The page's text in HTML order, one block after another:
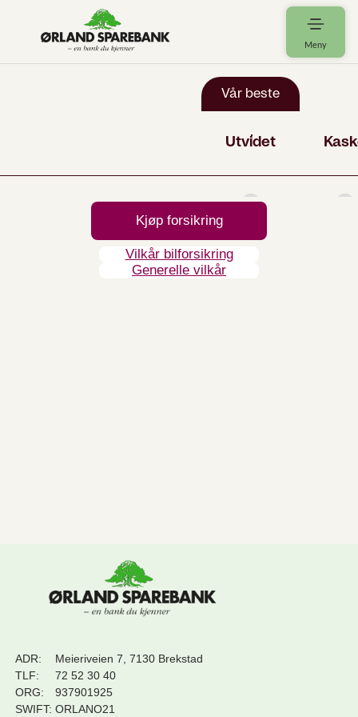
Meny
Kjøp forsikring
Vilkår bilforsikring
Generelle vilkår
ADR:
Meieriveien 7, 7130 Brekstad
TLF:
72 52 30 40
ORG:
937901925
SWIFT: ORLANO21